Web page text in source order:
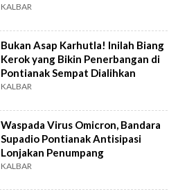
KALBAR
Bukan Asap Karhutla! Inilah Biang
Kerok yang Bikin Penerbangan di
Pontianak Sempat Dialihkan
KALBAR
Waspada Virus Omicron, Bandara
Supadio Pontianak Antisipasi
Lonjakan Penumpang
KALBAR